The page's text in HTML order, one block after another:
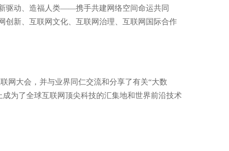
驱动、造福人类——携手共建网络空间命运共同
创新、互联网文化、互联网治理、互联网国际合作
网大会，并与业界同仁交流和分享了有关“大数
为了全球互联网顶尖科技的汇集地和世界前沿技术